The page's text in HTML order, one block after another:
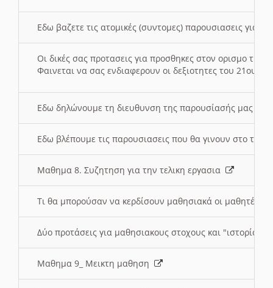
Εδω βαζετε τις ατομικές (συντομες) παρουσιασεις για
Οι δικές σας προτασεις για προσθηκες στον ορισμο
Φαινεται να σας ενδιαφερουν οι δεξιοτητες του 21ου
Εδω δηλώνουμε τη διευθυνση της παρουσίασής μας
Εδω βλέπουμε τις παρουσιασεις που θα γινουν στο
Μαθημα 8. Συζητηση για την τελικη εργασια
Τι θα μπορούσαν να κερδίσουν μαθησιακά οι μαθητές/
Δύο προτάσεις για μαθησιακους στοχους και "ιστορία"
Μαθημα 9_ Μεικτη μαθηση